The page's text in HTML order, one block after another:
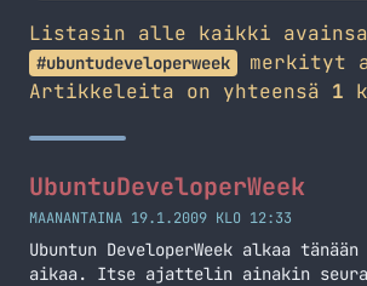
Listasin alle kaikki
#ubuntudeveloperweek
merkityt
Artikkeleita on yhteensä 1
UbuntuDeveloperWeek
MAANANTAINA 19.1.2009 KLO 12:33
Ubuntun DeveloperWeek alkaa tänään
aikaa. Itse ajattelin ainakin